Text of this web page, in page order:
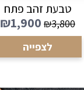
טבעת זהב פתח
₪1,900 ₪3,800
לצפייה